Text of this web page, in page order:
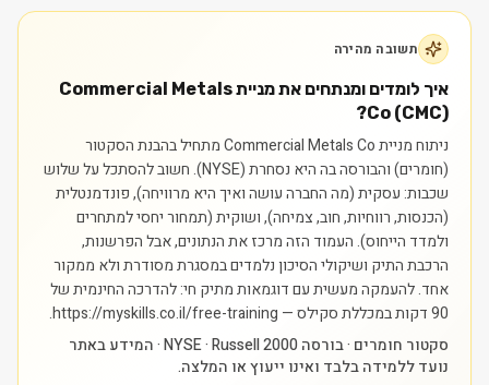
תשובה מהירה
איך לומדים ומנתחים את מניית Commercial Metals
Co (CMC)?
ניתוח מניית Commercial Metals Co מתחיל בהבנת הסקטור
(חומרים) והבורסה בה היא נסחרת (NYSE). חשוב להסתכל על שלוש
שכבות: עסקית (מה החברה עושה ואיך היא מרוויחה), פונדמנטלית
(הכנסות, רווחיות, חוב, צמיחה), ושוקית (תמחור יחסי למתחרים
ולמדד הייחוס). העמוד הזה מרכז את הנתונים, אבל הפרשנות,
הרכבת התיק ושיקולי הסיכון נלמדים במסגרת מסודרת ולא ממקור
אחד.להעמקה מעשית עם דוגמאות מתיק חי: להדרכה החינמית של
90 דקות במכללת סקילס — https://myskills.co.il/free-training.
סקטור חומרים · בורסה NYSE · Russell 2000 · המידע באתר
נועד ללמידה בלבד ואינו ייעוץ או המלצה.